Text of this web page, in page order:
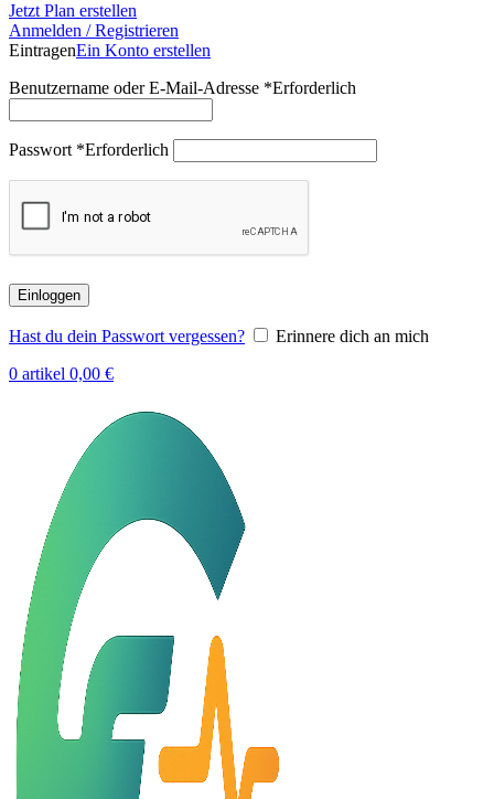
Jetzt Plan erstellen
Anmelden / Registrieren
EintragenEin Konto erstellen
Benutzername oder E-Mail-Adresse *Erforderlich
Passwort *Erforderlich
Einloggen
Hast du dein Passwort vergessen?
Erinnere dich an mich
0 artikel 0,00 €